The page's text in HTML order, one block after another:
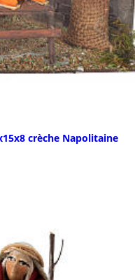
crèche Napolitaine